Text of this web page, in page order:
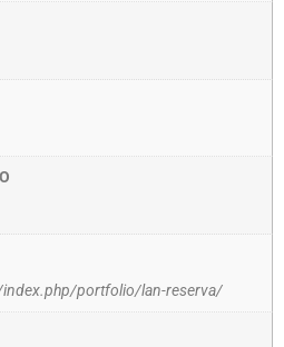
portfolio/lan-reserva/